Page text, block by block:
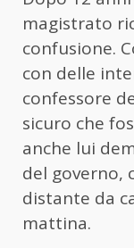
magistrato
confusione.
con delle
confessore
sicuro che
anche lui
del governo,
distante da
mattina.